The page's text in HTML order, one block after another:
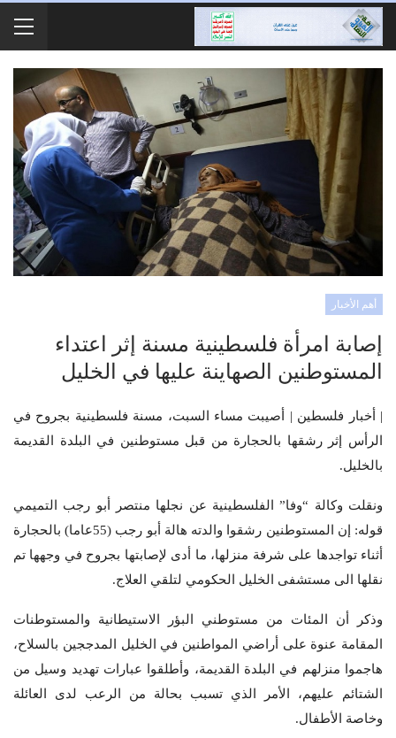
أهم الأخبار
إصابة امرأة فلسطينية مسنة إثر اعتداء
المستوطنين الصهاينة عليها في الخليل
| أخبار فلسطين | أصيبت مساء السبت، مسنة فلسطينية بجروح في
الرأس إثر رشقها بالحجارة من قبل مستوطنين في البلدة القديمة
بالخليل.
ونقلت وكالة “وفا” الفلسطينية عن نجلها منتصر أبو رجب التميمي
قوله: إن المستوطنين رشقوا والدته هالة أبو رجب (55عاما) بالحجارة
أثناء تواجدها على شرفة منزلها، ما أدى لإصابتها بجروح في وجهها تم
نقلها الى مستشفى الخليل الحكومي لتلقي العلاج.
وذكر أن المئات من مستوطني البؤر الاستيطانية والمستوطنات
المقامة عنوة على أراضي المواطنين في الخليل المدججين بالسلاح،
هاجموا منزلهم في البلدة القديمة، وأطلقوا عبارات تهديد وسيل من
الشتائم عليهم، الأمر الذي تسبب بحالة من الرعب لدى العائلة
وخاصة الأطفال.